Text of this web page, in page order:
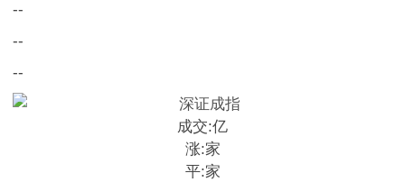
--
--
--
成交:亿
涨:家
平:家